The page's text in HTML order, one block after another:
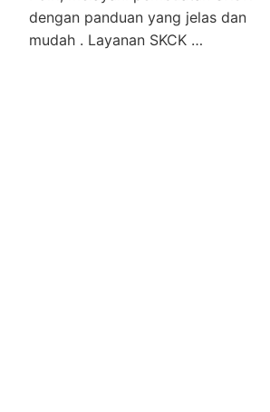
dengan panduan yang jelas dan
mudah . Layanan SKCK …